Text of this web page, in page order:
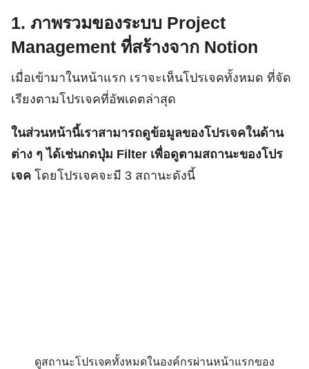
1. ภาพรวมของระบบ Project
Management ที่สร้างจาก Notion
เมื่อเข้ามาในหน้าแรก เราจะเห็นโปรเจคทั้งหมด ที่จัด
เรียงตามโปรเจคที่อัพเดตล่าสุด
ในส่วนหน้านี้เราสามารถดูข้อมูลของโปรเจคในด้าน
ต่าง ๆ ได้เช่นกดปุ่ม Filter เพื่อดูตามสถานะของโปร
เจค โดยโปรเจคจะมี 3 สถานะดังนี้
ดูสถานะโปรเจคทั้งหมดในองค์กรผ่านหน้าแรกของ